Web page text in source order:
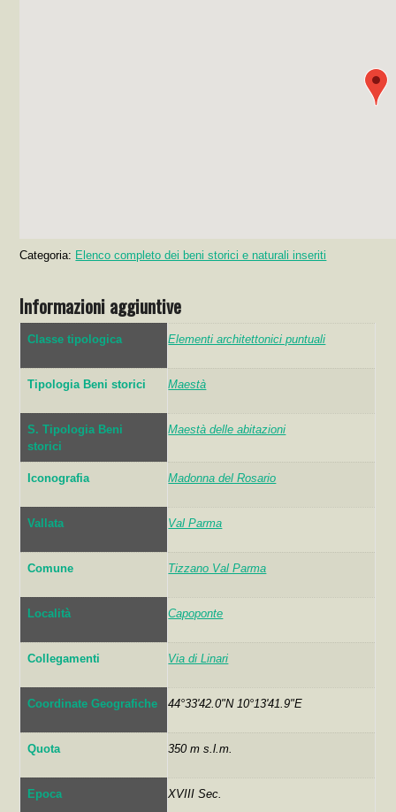
Categoria: Elenco completo dei beni storici e naturali inseriti
Informazioni aggiuntive
Classe tipologica Elementi architettonici puntuali
Tipologia Beni storici Maestà
S. Tipologia Beni
storici
Maestà delle abitazioni
Iconografia Madonna del Rosario
Vallata Val Parma
Comune Tizzano Val Parma
Località Capoponte
Collegamenti Via di Linari
Coordinate Geografiche 44°33'42.0"N 10°13'41.9"E
Quota 350 m s.l.m.
Epoca XVIII Sec.